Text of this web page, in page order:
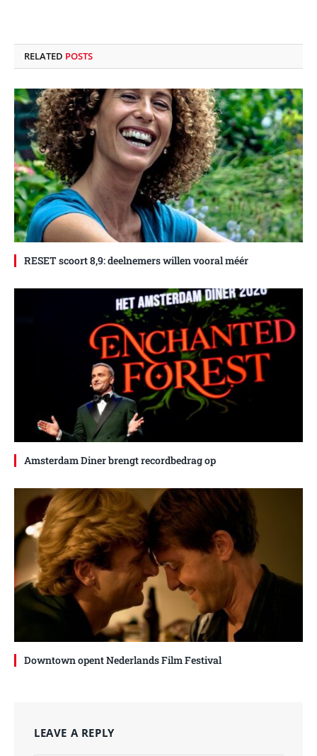
RELATED POSTS
RESET scoort 8,9: deelnemers willen vooral méér
Amsterdam Diner brengt recordbedrag op
Downtown opent Nederlands Film Festival
LEAVE A REPLY